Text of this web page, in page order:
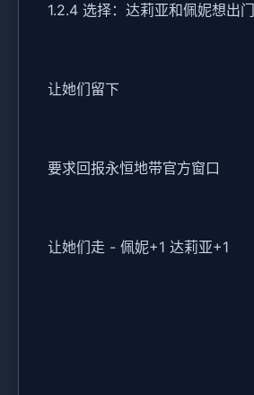
1.2.4 选择：达莉亚和佩妮想出门
让她们留下
要求回报永恒地带官方窗口
让她们走 - 佩妮+1 达莉亚+1